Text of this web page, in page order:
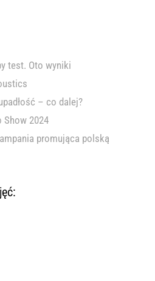
test. Oto wyniki
– co dalej?
Show 2024
promująca polską